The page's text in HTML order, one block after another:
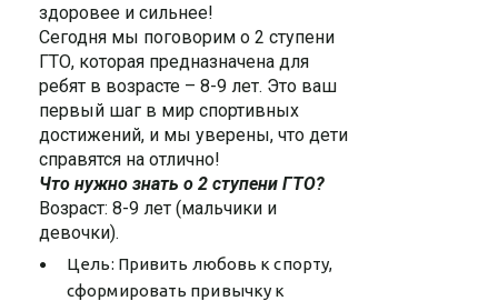
здоровее и сильнее!
Сегодня мы поговорим о 2 ступени
ГТО, которая предназначена для
ребят в возрасте – 8-9 лет. Это ваш
первый шаг в мир спортивных
достижений, и мы уверены, что дети
справятся на отлично!
Что нужно знать о 2 ступени ГТО?
Возраст: 8-9 лет (мальчики и
девочки).
Цель: Привить любовь к спорту,
сформировать привычку к